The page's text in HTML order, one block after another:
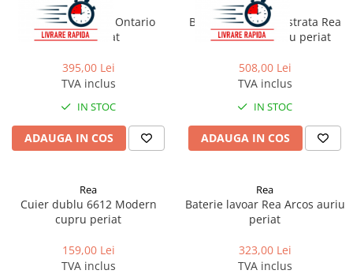
Rea
Baterie cadă REA Ontario
auriu periat
395,00 Lei
TVA inclus
IN STOC
ADAUGA IN COS
Rea
Baterie lavoar incastrata Rea
Argon + BOX auriu periat
508,00 Lei
TVA inclus
IN STOC
ADAUGA IN COS
Rea
Cuier dublu 6612 Modern
cupru periat
159,00 Lei
TVA inclus
Rea
Baterie lavoar Rea Arcos auriu
periat
323,00 Lei
TVA inclus